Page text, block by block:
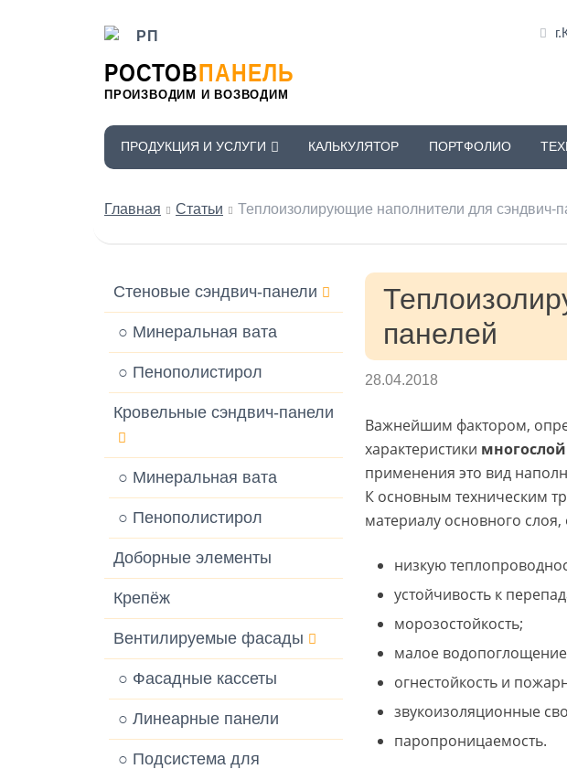
РОСТОВПАНЕЛЬ
ПРОИЗВОДИМ И ВОЗВОДИМ
ПРОДУКЦИЯ И УСЛУГИ КАЛЬКУЛЯТОР ПОРТФОЛИО
Главная Статьи Теплоизолирующие наполнители для сэндвич-
Стеновые сэндвич-панели
○ Минеральная вата
○ Пенополистирол
Кровельные сэндвич-панели
○ Минеральная вата
○ Пенополистирол
Доборные элементы
Крепёж
Вентилируемые фасады
○ Фасадные кассеты
○ Линеарные панели
○ Подсистема для
панелей
28.04.2018
Важнейшим фактором,
характеристики
применения это вид
К основным техническим
материалу основного слоя,
низкую
устойчивость к
морозостойкость;
малое водопоглощение
огнестойкость и
звукоизоляционные
паропроницаемость.